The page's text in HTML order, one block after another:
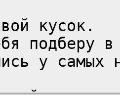
кусок.
подберу
у самых